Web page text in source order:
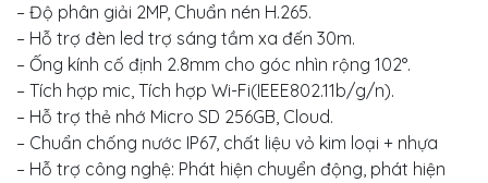
– Độ phân giải 2MP, Chuẩn nén H.265.
– Hỗ trợ đèn led trợ sáng tầm xa đến 30m.
– Ống kính cố định 2.8mm cho góc nhìn rộng 102°.
– Tích hợp mic, Tích hợp Wi-Fi(IEEE802.11b/g/n).
– Hỗ trợ thẻ nhớ Micro SD 256GB, Cloud.
– Chuẩn chống nước IP67, chất liệu vỏ kim loại + nhựa
– Hỗ trợ công nghệ: Phát hiện chuyển động, phát hiện